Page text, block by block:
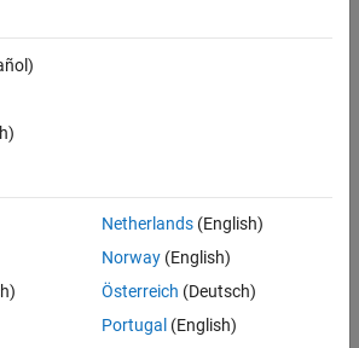
オ
再
日
・ご感想
る
Netherlands(English)
Norway(English)
Österreich (Deutsch)
Portugal (English)